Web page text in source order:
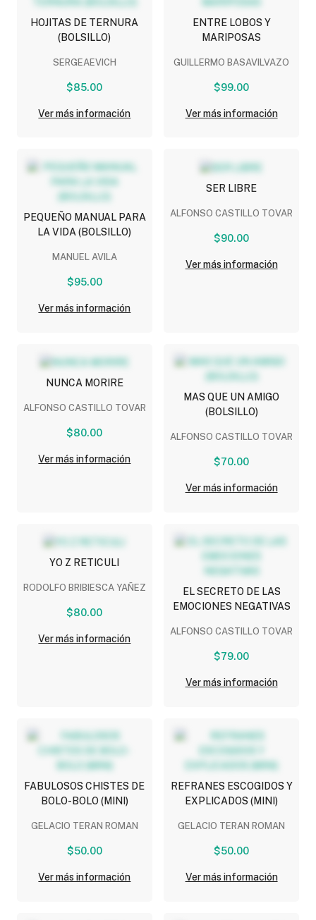
HOJITAS DE TERNURA
(BOLSILLO)
SERGEAEVICH
$85.00
Ver más información
ENTRE LOBOS Y
MARIPOSAS
GUILLERMO BASAVILVAZO
$99.00
Ver más información
PEQUEÑO MANUAL PARA
LA VIDA (BOLSILLO)
MANUEL AVILA
$95.00
Ver más información
SER LIBRE
ALFONSO CASTILLO TOVAR
$90.00
Ver más información
NUNCA MORIRE
ALFONSO CASTILLO TOVAR
$80.00
Ver más información
MAS QUE UN AMIGO
(BOLSILLO)
ALFONSO CASTILLO TOVAR
$70.00
Ver más información
YO Z RETICULI
RODOLFO BRIBIESCA YAÑEZ
$80.00
Ver más información
EL SECRETO DE LAS
EMOCIONES NEGATIVAS
ALFONSO CASTILLO TOVAR
$79.00
Ver más información
FABULOSOS CHISTES DE
BOLO-BOLO (MINI)
GELACIO TERAN ROMAN
$50.00
Ver más información
REFRANES ESCOGIDOS Y
EXPLICADOS (MINI)
GELACIO TERAN ROMAN
$50.00
Ver más información